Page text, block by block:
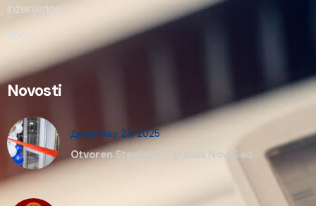
Inženjering
Shop
Novosti
Децембар 23, 2025
Otvoren Steelsoft Ogranak Novi Sad